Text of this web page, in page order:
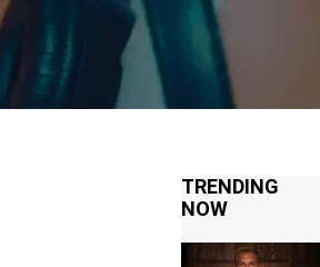
TRENDING
NOW